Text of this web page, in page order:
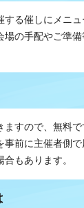
する催しにメニ
場の手配やご準
ますので、無料
事前に主催者側
もあります。